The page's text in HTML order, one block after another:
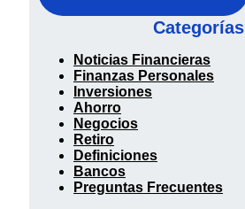
Categorías
Noticias Financieras
Finanzas Personales
Inversiones
Ahorro
Negocios
Retiro
Definiciones
Bancos
Preguntas Frecuentes